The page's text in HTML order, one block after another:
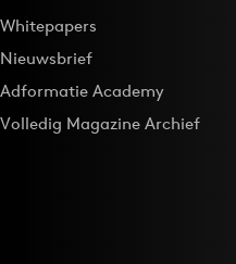
Design
Digital transformation
Diversiteit
Effectiviteit
Whitepapers
Nieuwsbrief
Adformatie Academy
Volledig Magazine Archief